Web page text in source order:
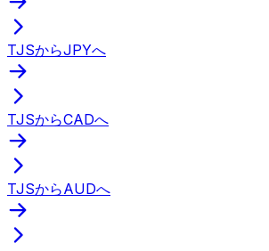
TJSからJPYへ
TJSからCADへ
TJSからAUDへ